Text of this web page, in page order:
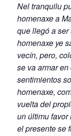
Nel tranquilu
homenaxe a
que llegó a ser
homenaxe ye
vecín, pero,
se va armar
sentimientos
homenaxe,
vuelta del
un últimu favor
el presente se